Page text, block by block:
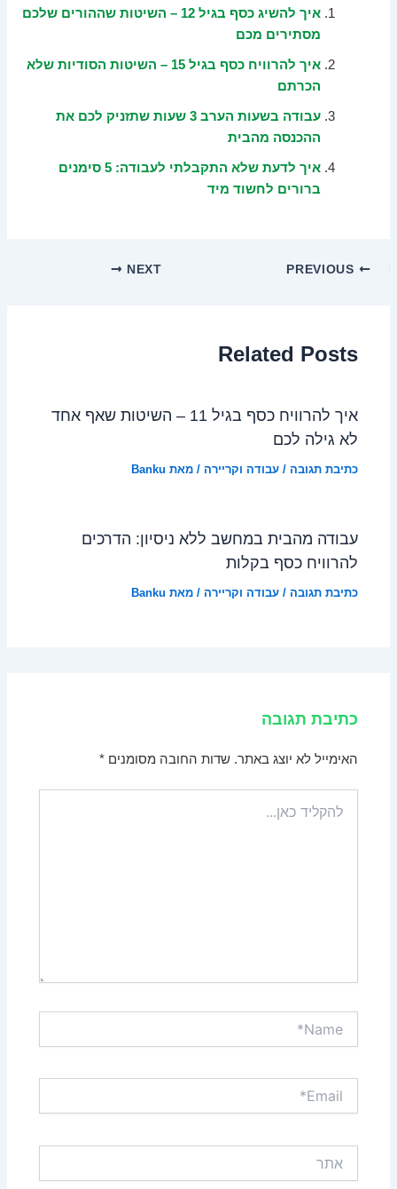
איך להשיג כסף בגיל 12 – השיטות שההורים שלכם
מסתירים מכם
איך להרוויח כסף בגיל 15 – השיטות הסודיות שלא
הכרתם
עבודה בשעות הערב 3 שעות שתזניק לכם את
ההכנסה מהבית
איך לדעת שלא התקבלתי לעבודה: 5 סימנים
ברורים לחשוד מיד
NEXT
Related Posts
איך להרוויח כסף בגיל 11 – השיטות שאף אחד
לא גילה לכם
כתיבת תגובה /עבודה וקריירה / מאת Banku
עבודה מהבית במחשב ללא ניסיון: הדרכים
להרוויח כסף בקלות
כתיבת תגובה /עבודה וקריירה / מאת Banku
כתיבת תגובה
האימייל לא יוצג באתר. שדות החובה מסומנים*
כאן...